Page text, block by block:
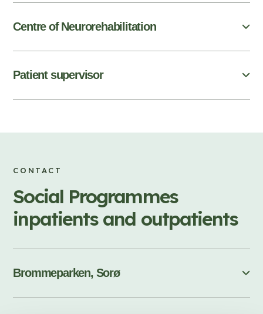
Centre of Neurorehabilitation
Patient supervisor
CONTACT
Social Programmes
inpatients and outpatients
Brommeparken, Sorø